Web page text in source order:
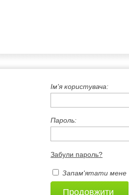
Ім'я користувача:
Пароль:
Забули пароль?
Запам'ятати мене